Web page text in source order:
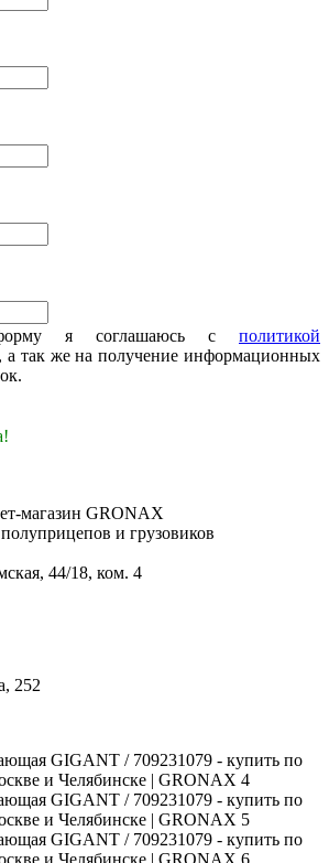
я соглашаюсь с политикой
, а так же на получение информационных
магазин GRONAX
и грузовиков
44/18, ком. 4
252